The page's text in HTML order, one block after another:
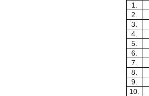
1.
2.
3.
4.
5.
6.
7.
8.
9.
10.